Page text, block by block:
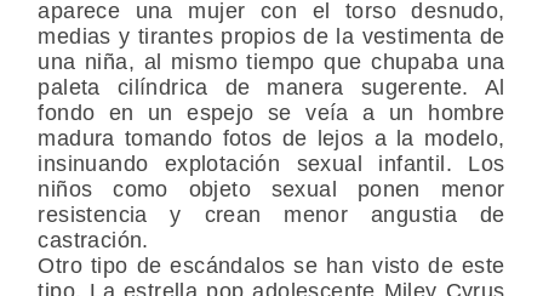
aparece una mujer con el torso desnudo,
medias y tirantes propios de la vestimenta de
una niña, al mismo tiempo que chupaba una
paleta cilíndrica de manera sugerente. Al
fondo en un espejo se veía a un hombre
madura tomando fotos de lejos a la modelo,
insinuando explotación sexual infantil. Los
niños como objeto sexual ponen menor
resistencia y crean menor angustia de
castración.
Otro tipo de escándalos se han visto de este
tipo. La estrella pop adolescente Miley Cyrus